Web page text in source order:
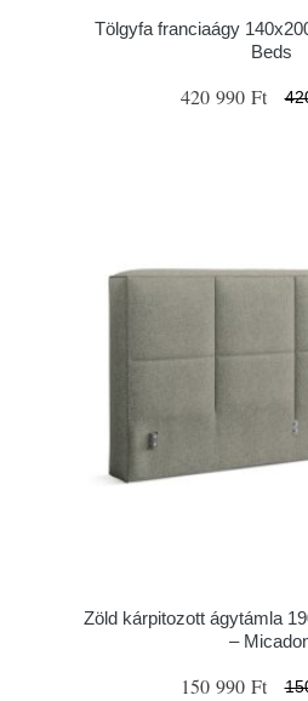
Tölgyfa franciaágy
Beds
420 990 Ft
Zöld kárpitozott ágytámla
–
150 990 Ft